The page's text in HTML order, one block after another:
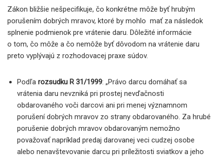
Zákon bližšie nešpecifikuje, čo konkrétne môže byť hrubým
porušením dobrých mravov, ktoré by mohlo mať za následok
splnenie podmienok pre vrátenie daru. Dôležité informácie
o tom, čo môže a čo nemôže byť dôvodom na vrátenie daru
preto vyplývajú z rozhodovacej praxe súdov.
Podľa rozsudku R 31/1999: „Právo darcu domáhať sa
vrátenia daru nevzniká pri prostej nevďačnosti
obdarovaného voči darcovi ani pri menej významnom
porušení dobrých mravov zo strany obdarovaného. Za hrubé
porušenie dobrých mravov obdarovaným nemožno
považovať napríklad predaj darovanej veci cudzej osobe
alebo nenavštevovanie darcu pri príležitosti sviatkov a jeho